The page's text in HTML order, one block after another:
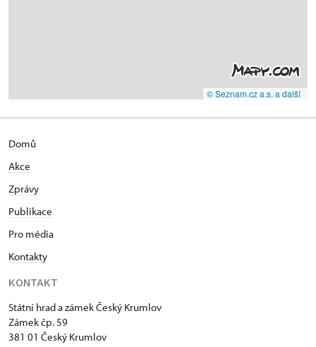
© Seznam.cz a.s. a další
Domů
Akce
Zprávy
Publikace
Pro média
Kontakty
KONTAKT
Státní hrad a zámek Český Krumlov
Zámek čp. 59
381 01 Český Krumlov